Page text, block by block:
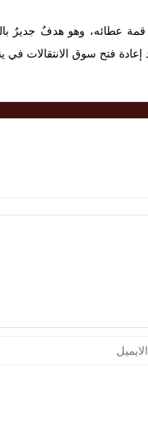
البالغ من العمر 25 عامًا في قمة
فتح سوق الانتقالات في